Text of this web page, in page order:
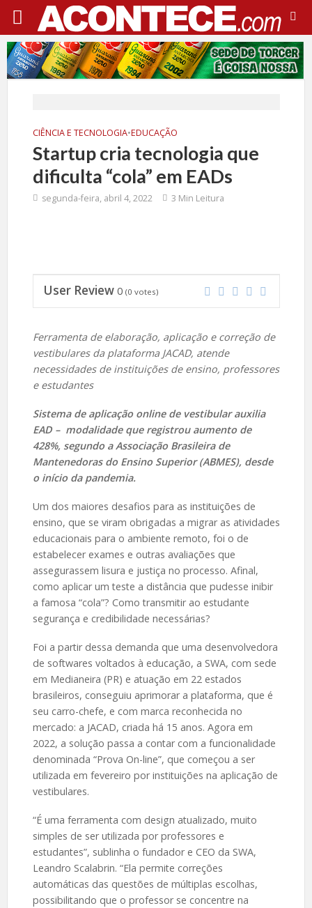
CIÊNCIA E TECNOLOGIA•EDUCAÇÃO
Startup cria tecnologia que
dificulta “cola” em EADs
segunda-feira, abril 4, 2022 3 Min Leitura
User Review 0 (0 votes)
Ferramenta de elaboração, aplicação e correção de
vestibulares da plataforma JACAD, atende
necessidades de instituições de ensino, professores
e estudantes
Sistema de aplicação online de vestibular auxilia
EAD – modalidade que registrou aumento de
428%, segundo a Associação Brasileira de
Mantenedoras do Ensino Superior (ABMES), desde
o início da pandemia.
Um dos maiores desafios para as instituições de
ensino, que se viram obrigadas a migrar as atividades
educacionais para o ambiente remoto, foi o de
estabelecer exames e outras avaliações que
assegurassem lisura e justiça no processo. Afinal,
como aplicar um teste a distância que pudesse inibir
a famosa “cola”? Como transmitir ao estudante
segurança e credibilidade necessárias?
Foi a partir dessa demanda que uma desenvolvedora
de softwares voltados à educação, a SWA, com sede
em Medianeira (PR) e atuação em 22 estados
brasileiros, conseguiu aprimorar a plataforma, que é
seu carro-chefe, e com marca reconhecida no
mercado: a JACAD, criada há 15 anos. Agora em
2022, a solução passa a contar com a funcionalidade
denominada “Prova On-line”, que começou a ser
utilizada em fevereiro por instituições na aplicação de
vestibulares.
“É uma ferramenta com design atualizado, muito
simples de ser utilizada por professores e
estudantes”, sublinha o fundador e CEO da SWA,
Leandro Scalabrin. “Ela permite correções
automáticas das questões de múltiplas escolhas,
possibilitando que o professor se concentre na